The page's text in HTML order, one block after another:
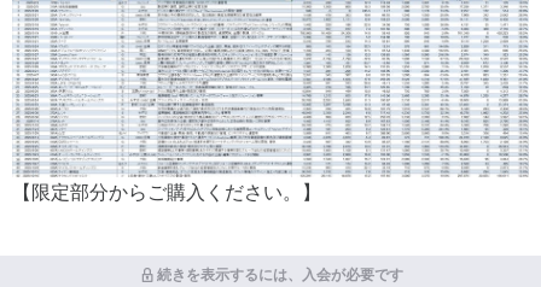
【限定部分からご購入ください。】
続きを表示するには、入会が必要です